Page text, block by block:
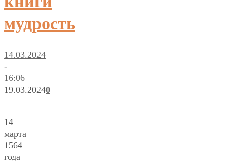
мудрость
14.03.2024
-
16:06
19.03.20240
14
марта
1564
года